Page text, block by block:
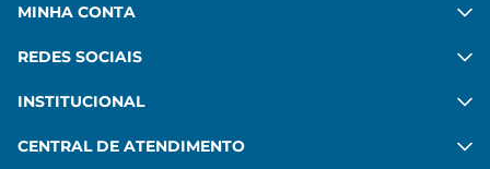
MINHA CONTA
REDES SOCIAIS
INSTITUCIONAL
CENTRAL DE ATENDIMENTO